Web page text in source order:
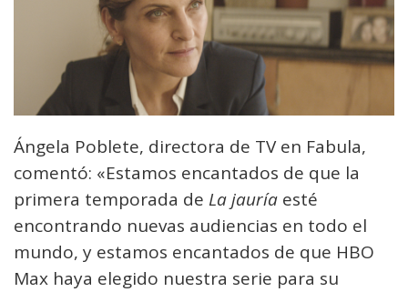
Ángela Poblete, directora de TV en Fabula,
comentó: «Estamos encantados de que la
primera temporada de La jauría esté
encontrando nuevas audiencias en todo el
mundo, y estamos encantados de que HBO
Max haya elegido nuestra serie para su